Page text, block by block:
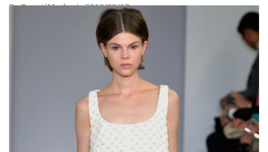
ByBeautiMode| 2013/09/17